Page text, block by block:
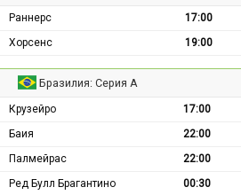
Раннерс 17:00
Хорсенс
19:00
Бразилия: Серия А
Крузейро 17:00
Баия
22:00
Палмейрас
22:00
Ред Булл Брагантино
00:30